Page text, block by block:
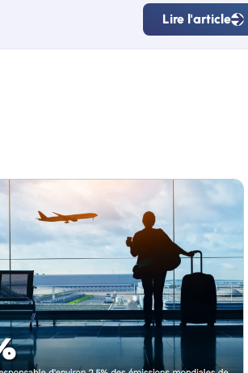
Lire
l'article
Lire l'article